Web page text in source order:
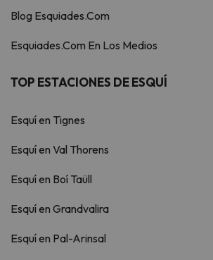
Blog Esquiades.Com
Esquiades.Com En Los Medios
TOP ESTACIONES DE ESQUÍ
Esquí en Tignes
Esquí en Val Thorens
Esquí en Boí Taüll
Esquí en Grandvalira
Esquí en Pal-Arinsal